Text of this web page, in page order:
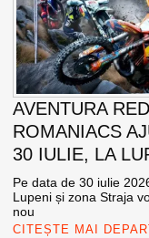
AVENTURA
ROMANIACS
30 IULIE, LA
Pe data de 30 iulie
Lupeni și zona Straja
nou
CITEȘTE MAI